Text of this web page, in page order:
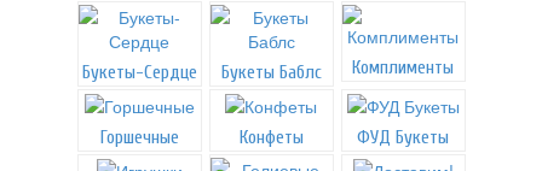
Букеты-Сердце Букеты Баблс Комплименты
Горшечные Конфеты ФУД Букеты